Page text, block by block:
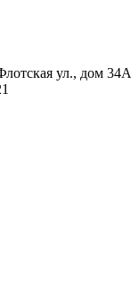
ул., дом 34А